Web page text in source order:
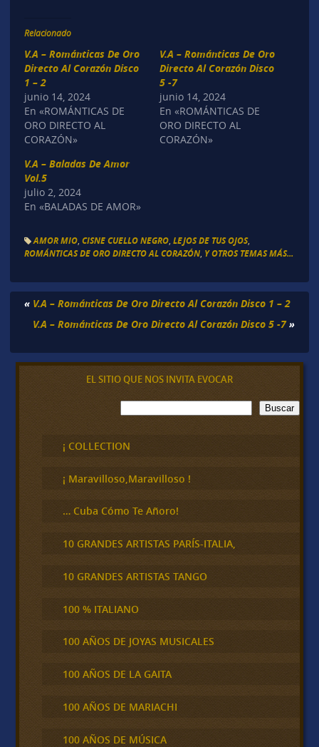
Relacionado
V.A – Románticas De Oro
Directo Al Corazón Disco
1 – 2
junio 14, 2024
En «ROMÁNTICAS DE
ORO DIRECTO AL
CORAZÓN»
V.A – Románticas De Oro
Directo Al Corazón Disco
5 -7
junio 14, 2024
En «ROMÁNTICAS DE
ORO DIRECTO AL
CORAZÓN»
V.A – Baladas De Amor
Vol.5
julio 2, 2024
En «BALADAS DE AMOR»
AMOR MIO, CISNE CUELLO NEGRO, LEJOS DE TUS OJOS,
ROMÁNTICAS DE ORO DIRECTO AL CORAZÓN, Y OTROS TEMAS MÁS...
« V.A – Románticas De Oro Directo Al Corazón Disco 1 – 2
V.A – Románticas De Oro Directo Al Corazón Disco 5 -7»
EL SITIO QUE NOS INVITA EVOCAR
B
u
c
a
Buscar
¡ COLLECTION
¡ Maravilloso,Maravilloso !
… Cuba Cómo Te Añoro!
10 GRANDES ARTISTAS PARÍS-ITALIA,
10 GRANDES ARTISTAS TANGO
100 % ITALIANO
100 AÑOS DE JOYAS MUSICALES
100 AÑOS DE LA GAITA
100 AÑOS DE MARIACHI
100 AÑOS DE MÚSICA